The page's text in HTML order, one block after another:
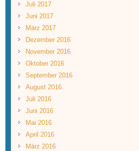
Juli 2017
Juni 2017
März 2017
Dezember 2016
November 2016
Oktober 2016
September 2016
August 2016
Juli 2016
Juni 2016
Mai 2016
April 2016
März 2016